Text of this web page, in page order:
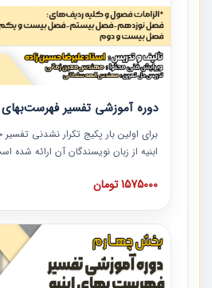
دوره آموزشی تفسیر
برای اولین بار پکیج تکرار نشدنی
ابنیه از زبان نویسندگان آن ارائه
ردیف ها و مطالب فهرست بها تفسیر و
دوره به صورت کامل تصویری بوده و به
دوره با کلام مهندس علیرضاحسین‌زاده
مشاور در امر بازنگری فهرست بها رشته
همکارانی که در حوزه صنعت ساخت در
توصیه می کنیم از مطالب این دوره
1575000 تومان